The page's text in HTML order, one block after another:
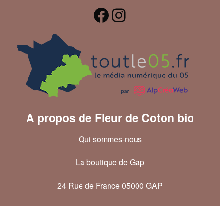
A propos de Fleur de Coton bio
Qui sommes-nous
La boutique de Gap
24 Rue de France 05000 GAP